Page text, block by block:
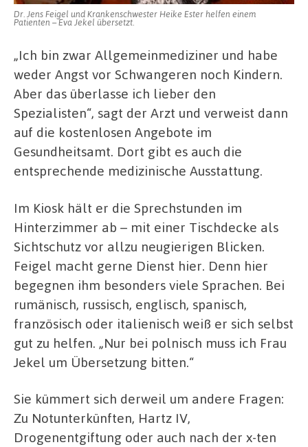
Dr. Jens Feigel und Krankenschwester Heike Ester helfen einem
Patienten – Eva Jekel übersetzt.
„Ich bin zwar Allgemeinmediziner und habe
weder Angst vor Schwangeren noch Kindern.
Aber das überlasse ich lieber den
Spezialisten“, sagt der Arzt und verweist dann
auf die kostenlosen Angebote im
Gesundheitsamt. Dort gibt es auch die
entsprechende medizinische Ausstattung.
Im Kiosk hält er die Sprechstunden im
Hinterzimmer ab – mit einer Tischdecke als
Sichtschutz vor allzu neugierigen Blicken.
Feigel macht gerne Dienst hier. Denn hier
begegnen ihm besonders viele Sprachen. Bei
rumänisch, russisch, englisch, spanisch,
französisch oder italienisch weiß er sich selbst
gut zu helfen. „Nur bei polnisch muss ich Frau
Jekel um Übersetzung bitten.“
Sie kümmert sich derweil um andere Fragen:
Zu Notunterkünften, Hartz IV,
Drogenentgiftung oder auch nach der x-ten